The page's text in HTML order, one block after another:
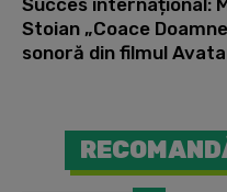
Stoian „Coace
sonoră din filmul